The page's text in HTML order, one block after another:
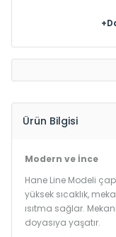
Ürün Bilgisi
Modern ve İnce
Hane Line Modeli
yüksek sıcaklık,
ısıtma sağlar.
doyasıya yaşatır.